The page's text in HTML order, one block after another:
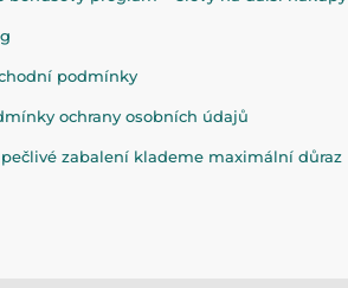
podmínky
ochrany osobních údajů
zabalení klademe maximální důraz